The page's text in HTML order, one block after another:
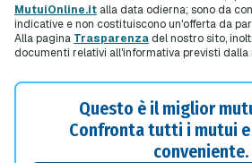
MutuiOnline.it alla data odierna; sono da
indicative e non costituiscono un'offerta da
Alla pagina Trasparenza del nostro sito,
documenti relativi all'informativa previsti dalla
Questo è il miglior
Confronta tutti i mutui
conveniente.